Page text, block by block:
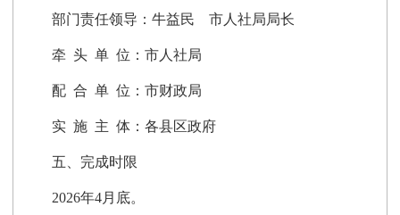
部门责任领导：牛益民 市人社局局长
牵 头 单 位：市人社局
配 合 单 位：市财政局
实 施 主 体：各县区政府
五、完成时限
2026年4月底。